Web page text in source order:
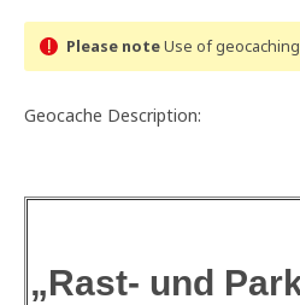
Please noteUse of
Geocache Description:
„Rast- und